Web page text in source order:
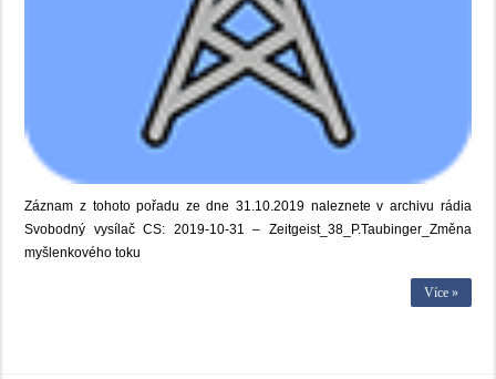
Záznam z tohoto pořadu ze dne 31.10.2019 naleznete v archivu rádia
Svobodný vysílač CS: 2019-10-31 – Zeitgeist_38_P.Taubinger_Změna
myšlenkového toku
Více »